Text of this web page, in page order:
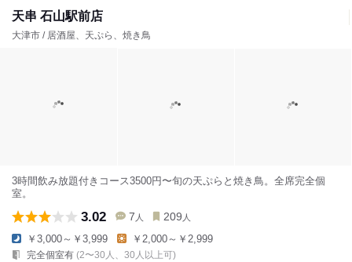
天串 石山駅前店
大津市 / 居酒屋、天ぷら、焼き鳥
3時間飲み放題付きコース3500円〜旬の天ぷらと焼き鳥。全席完全個
室。
3.02 7 人 209 人
￥3,000～￥3,999 ￥2,000～￥2,999
完全個室有 (2〜30人、30人以上可)